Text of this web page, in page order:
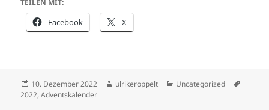
Facebook X
Veröffentlicht
am
10. Dezember 2022 Autor
ulrikeroppelt Kategorien
Uncategorized
2022,Adventskalender